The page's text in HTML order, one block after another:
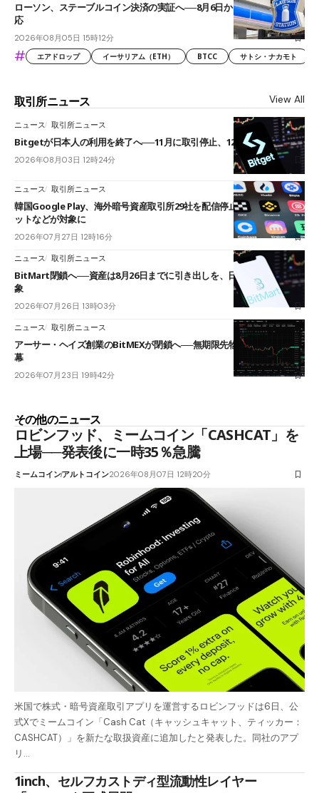
ローソン、ステーブルコイン決済の実証へ──8月6日からJPYCやUSDC対
応
2026年08月05日 15時12分
# エアドロップ イーサリアム（ETH） BTCC サトシ・ナカモト
取引所ニュース View All
ニュース 取引所ニュース
Bitgetが日本人の利用を終了へ──11月に取引停止、12月末に強制決済
2026年08月03日 12時24分
ニュース 取引所ニュース
韓国Google Play、海外暗号資産取引所29社を配信停止──OKXやバイビ
ットなどが対象に
2026年07月27日 12時16分
ニュース 取引所ニュース
BitMart閉鎖へ──資産は8月26日までに引き出しを、日本人利用者も対
象
2026年07月26日 13時03分
ニュース 取引所ニュース
アーサー・ヘイズ創業のBitMEXが閉鎖へ──無期限先物を生んだ11年に
幕
2026年07月23日 19時42分
その他のニュース
ロビンフッド、ミームコイン「CASHCAT」を
上場──発表後に一時35％急騰
ミームコインアルトコイン2026年08月07日 12時20分
米国で株式・暗号資産取引アプリを運営するロビンフッドは6日、公
式Xでミームコイン「Cash Cat（キャッシュキャット、ティッカー：
CASHCAT）」を新たな取扱資産に追加したと発表した。同社のアプ
リ…
1inch、セルフカストディ型流動性レイヤー